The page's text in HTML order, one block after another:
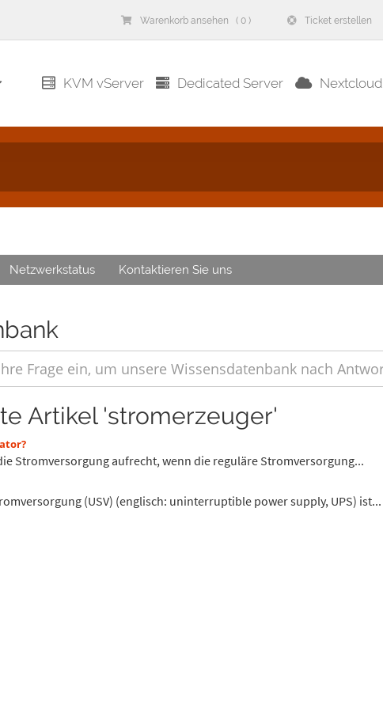
Warenkorb ansehen ( 0 ) Ticket erstellen
KVM vServer Dedicated Server Nextcloud
Netzwerkstatus Kontaktieren Sie uns
Artikel 'stromerzeuger'
Stromversorgung aufrecht, wenn die reguläre Stromversorgung...
(USV) (englisch: uninterruptible power supply, UPS) ist...